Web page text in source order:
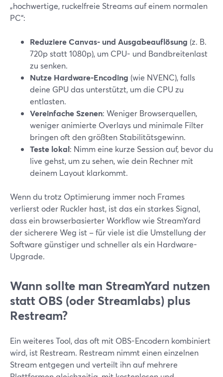
„hochwertige, ruckelfreie Streams auf einem normalen
PC“:
Reduziere Canvas- und Ausgabeauflösung (z. B.
720p statt 1080p), um CPU- und Bandbreitenlast
zu senken.
Nutze Hardware-Encoding (wie NVENC), falls
deine GPU das unterstützt, um die CPU zu
entlasten.
Vereinfache Szenen: Weniger Browserquellen,
weniger animierte Overlays und minimale Filter
bringen oft den größten Stabilitätsgewinn.
Teste lokal: Nimm eine kurze Session auf, bevor du
live gehst, um zu sehen, wie dein Rechner mit
deinem Layout klarkommt.
Wenn du trotz Optimierung immer noch Frames
verlierst oder Ruckler hast, ist das ein starkes Signal,
dass ein browserbasierter Workflow wie StreamYard
der sicherere Weg ist – für viele ist die Umstellung der
Software günstiger und schneller als ein Hardware-
Upgrade.
Wann sollte man StreamYard nutzen
statt OBS (oder Streamlabs) plus
Restream?
Ein weiteres Tool, das oft mit OBS-Encodern kombiniert
wird, ist Restream. Restream nimmt einen einzelnen
Stream entgegen und verteilt ihn auf mehrere